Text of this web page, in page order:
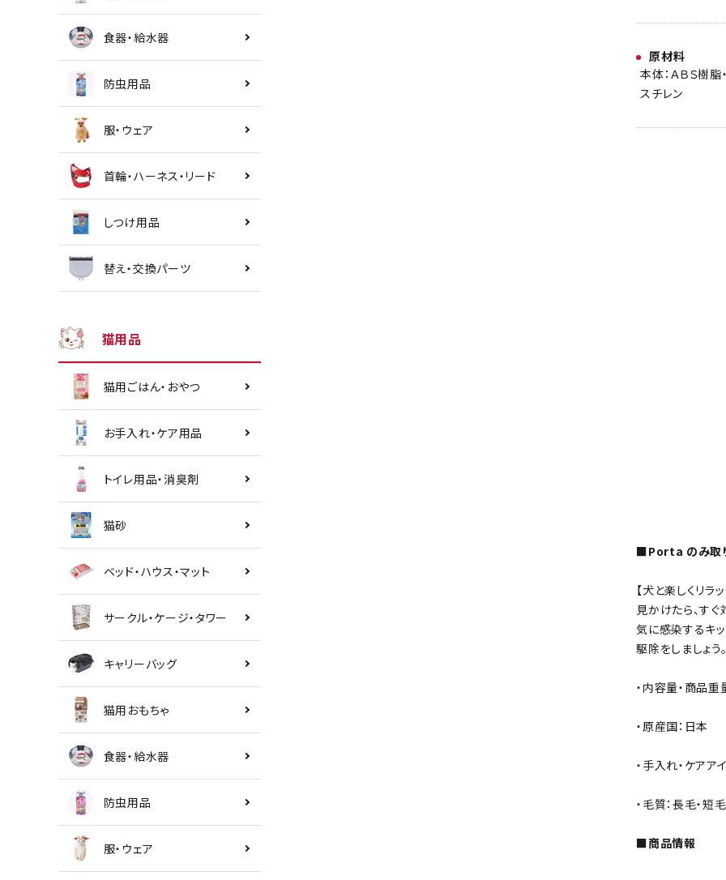
食器・給水器
防虫用品
服・ウェア
首輪・ハーネス・リード
しつけ用品
替え・交換パーツ
猫用品
猫用ごはん・おやつ
お手入れ・ケア用品
トイレ用品・消臭剤
猫砂
ベッド・ハウス・マット
サークル・ケージ・タワー
キャリーバッグ
猫用おもちゃ
食器・給水器
防虫用品
服・ウェア
原材料
本体：ＡＢＳ樹
スチレン
■Porta のみ取
【犬と楽しくリラ
見かけたら、すぐ
気に感染するキ
駆除をしましょう
・内容量・商品重
・原産国：日本
・手入れ・ケアア
・毛質：長毛・短毛
■商品情報